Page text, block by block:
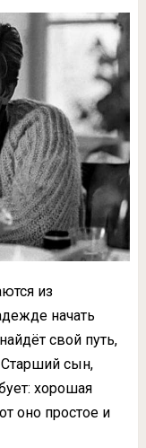
из
начать
свой путь,
Старший сын,
хорошая
оно простое и